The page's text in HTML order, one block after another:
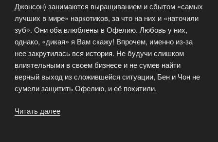
Джонсон) занимаются выращиванием и сбытом «самых
лучших в мире» наркотиков, за что на них и «наточили
зуб». Они оба влюблены в Офелию. Любовь у них,
однако, «дикая» я Вам скажу! Впрочем, именно из-за
нее закрутилась вся история. Не будучи слишком
влиятельными в своем бизнесе и не сумев найти
верный выход из сложившейся ситуации, Бен и Чон не
сумели защитить Офелию, и её похитили.
Читать далее